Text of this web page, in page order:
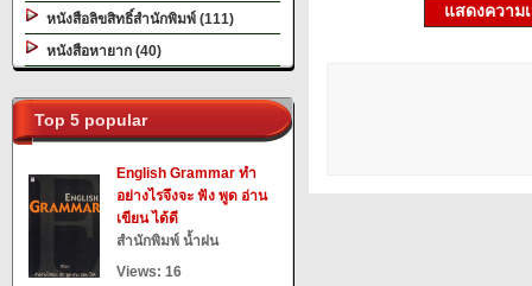
หนังสือลิขสิทธิ์สำนักพิมพ์ (111)
หนังสือหายาก (40)
Top 5 popular
English Grammar ทำ
อย่างไรจึงจะ ฟัง พูด อ่าน
เขียน ได้ดี
สำนักพิมพ์ น้ำฝน
Views: 16
แสดงความ